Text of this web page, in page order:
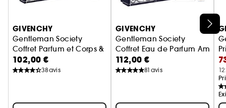
Ignorer le carrousel produits
GIVENCHY
Gentleman Society
Coffret Parfum et Corps & Bain
102,00 €
38avis
GIVENCHY
Gentleman Society
Coffret Eau de Parfum
112,00 €
81 avis